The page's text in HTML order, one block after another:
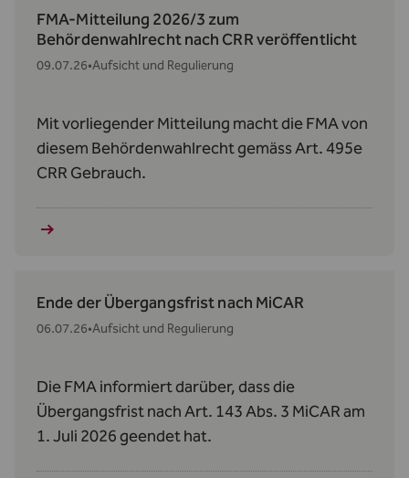
FMA-Mitteilung 2026/3 zum
Behördenwahlrecht nach CRR veröffentlicht
09.07.26•Aufsicht und Regulierung
Mit vorliegender Mitteilung macht die FMA von
diesem Behördenwahlrecht gemäss Art. 495e
CRR Gebrauch.
Ende der Übergangsfrist nach MiCAR
06.07.26•Aufsicht und Regulierung
Die FMA informiert darüber, dass die
Übergangsfrist nach Art. 143 Abs. 3 MiCAR am
1. Juli 2026 geendet hat.